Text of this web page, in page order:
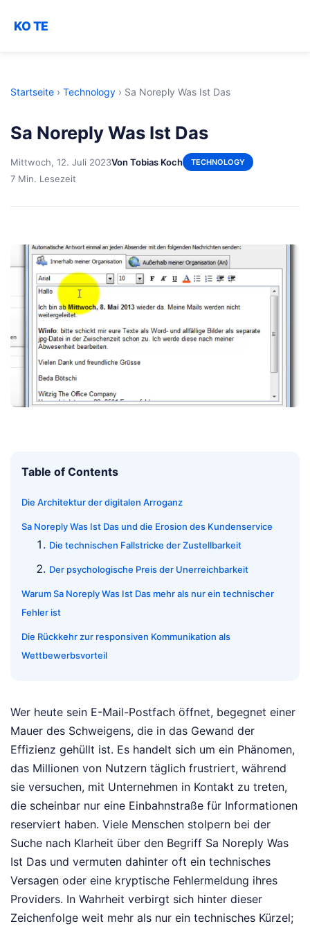
KO TE
Startseite › Technology › Sa Noreply Was Ist Das
Sa Noreply Was Ist Das
Mittwoch, 12. Juli 2023Von Tobias Koch TECHNOLOGY
7 Min. Lesezeit
Table of Contents
Die Architektur der digitalen Arroganz
Sa Noreply Was Ist Das und die Erosion des Kundenservice
Die technischen Fallstricke der Zustellbarkeit
Der psychologische Preis der Unerreichbarkeit
Warum Sa Noreply Was Ist Das mehr als nur ein technischer
Fehler ist
Die Rückkehr zur responsiven Kommunikation als
Wettbewerbsvorteil
Wer heute sein E-Mail-Postfach öffnet, begegnet einer
Mauer des Schweigens, die in das Gewand der
Effizienz gehüllt ist. Es handelt sich um ein Phänomen,
das Millionen von Nutzern täglich frustriert, während
sie versuchen, mit Unternehmen in Kontakt zu treten,
die scheinbar nur eine Einbahnstraße für Informationen
reserviert haben. Viele Menschen stolpern bei der
Suche nach Klarheit über den Begriff Sa Noreply Was
Ist Das und vermuten dahinter oft ein technisches
Versagen oder eine kryptische Fehlermeldung ihres
Providers. In Wahrheit verbirgt sich hinter dieser
Zeichenfolge weit mehr als nur ein technisches Kürzel;